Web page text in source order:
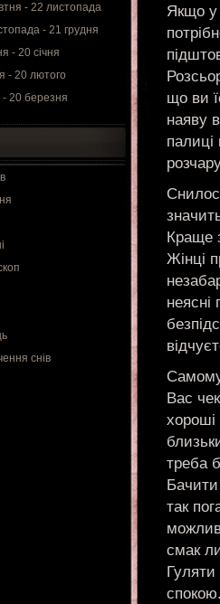
- 22 листопада
- 21 грудня
- 20 січня
- 20 лютого
20 березня
снів
Якщо у
що ви
наяву
палиці
Краще
Жінці
неясні
Вас
треба
так
смак